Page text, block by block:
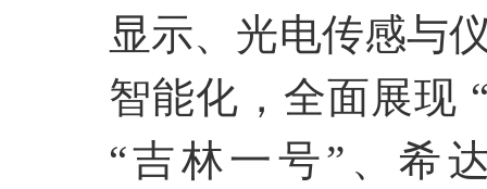
显示、光电传感与
智能化，全面展现
“吉林一号”、希